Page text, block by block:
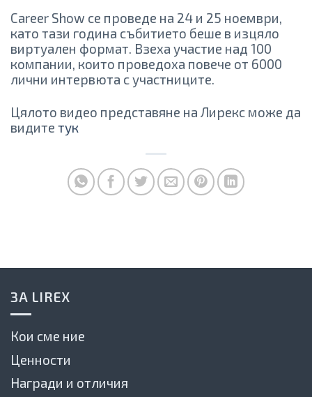
Career Show се проведе на 24 и 25 ноември,
като тази година събитието беше в изцяло
виртуален формат. Взеха участие над 100
компании, които проведоха повече от 6000
лични интервюта с участниците.
Цялото видео представяне на Лирекс може да
видите тук
ЗА LIREX
Кои сме ние
Ценности
Награди и отличия